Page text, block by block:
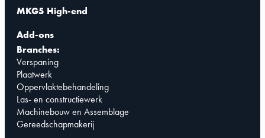
MKG5 High-end
Add-ons
Branches:
Verspaning
Plaatwerk
Oppervlaktebehandeling
Las- en constructiewerk
Machinebouw en Assemblage
Gereedschapmakerij